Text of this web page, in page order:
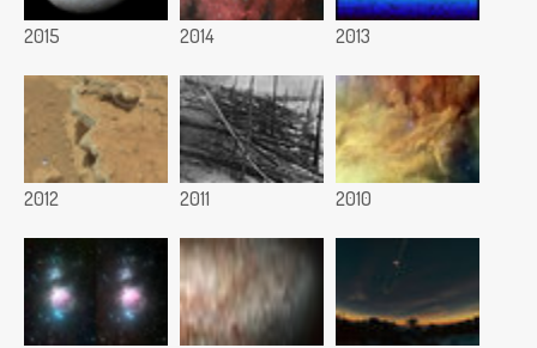
2015 2014 2013
2012 2011 2010